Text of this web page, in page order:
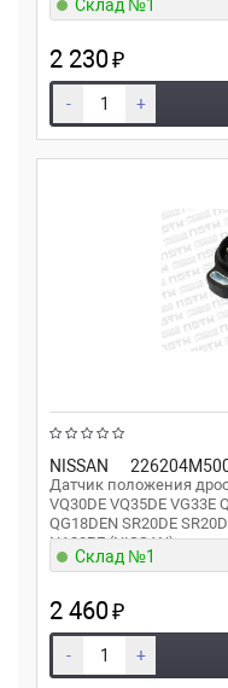
Склад №1
2 230₽
- +
NISSAN
Датчик положения
VQ30DE VQ35DE VG33E
QG18DEN SR20DE
NA20PE (NISSAN)
Склад №1
2 460₽
- +